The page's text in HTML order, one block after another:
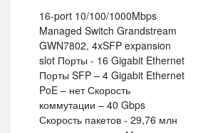
16-port 10/100/1000Mbps
Managed Switch Grandstream
GWN7802, 4xSFP expansion
slot Порты - 16 Gigabit Ethernet
Порты SFP – 4 Gigabit Ethernet
PoE – нет Скорость
коммутации – 40 Gbps
Скорость пакетов - 29,76 млн